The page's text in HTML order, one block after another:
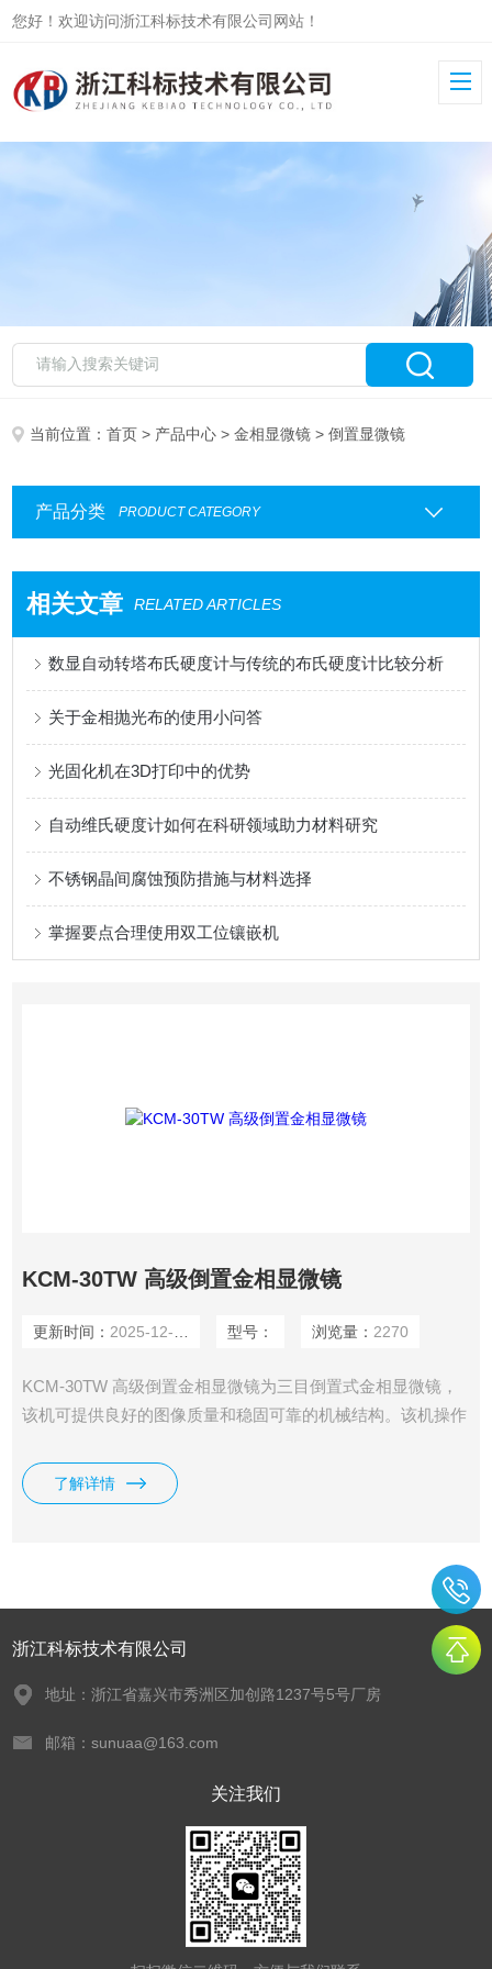
您好！欢迎访问浙江科标技术有限公司网站！
当前位置：首页 > 产品中心 >金相显微镜 > 倒置显微镜
产品分类 PRODUCT CATEGORY
相关文章 RELATED ARTICLES
数显自动转塔布氏硬度计与传统的布氏硬度计比较分析
关于金相抛光布的使用小问答
光固化机在3D打印中的优势
自动维氏硬度计如何在科研领域助力材料研究
不锈钢晶间腐蚀预防措施与材料选择
掌握要点合理使用双工位镶嵌机
KCM-30TW 高级倒置金相显微镜
更新时间： 2025-12-04 型号： 浏览量： 2270
KCM-30TW 高级倒置金相显微镜为三目倒置式金相显微镜，
该机可提供良好的图像质量和稳固可靠的机械结构。该机操作
室材料检测。
了解详情
浙江科标技术有限公司
地址：浙江省嘉兴市秀洲区加创路1237号5号厂房
邮箱：sunuaa@163.com
关注我们